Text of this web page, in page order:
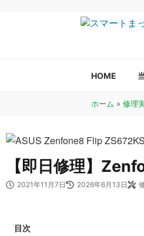
HOME
ホーム » 修理
【即日修理】
2021年11月7日 2026年6月13日
目次